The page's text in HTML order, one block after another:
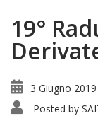
19°
3 Giugno 2019
Posted by